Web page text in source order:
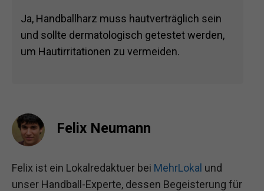
Ja, Handballharz muss hautverträglich sein
und sollte dermatologisch getestet werden,
um Hautirritationen zu vermeiden.
Felix Neumann
Felix ist ein Lokalredaktuer bei MehrLokal und
unser Handball-Experte, dessen Begeisterung für